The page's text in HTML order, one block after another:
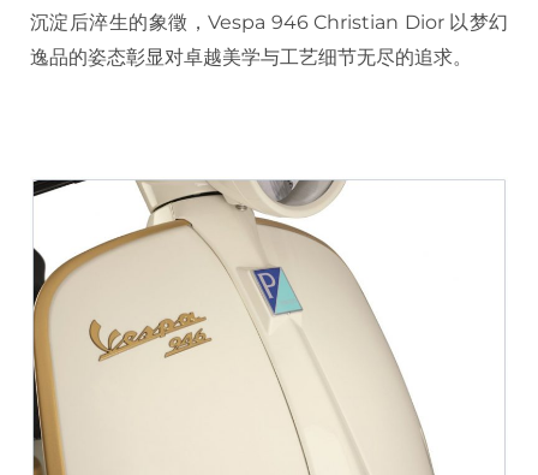
沉淀后淬生的象徵，Vespa 946 Christian Dior 以梦幻
逸品的姿态彰显对卓越美学与工艺细节无尽的追求。